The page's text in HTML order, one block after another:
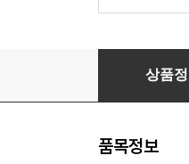
IVE (아이브)
상품
품목정보